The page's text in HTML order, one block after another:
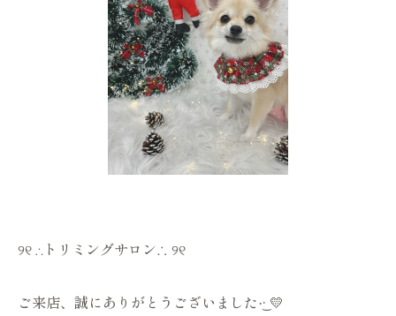
୨୧ ∴トリミングサロン∴ ୨୧
ご来店、誠にありがとうございました‪·͜· 💛